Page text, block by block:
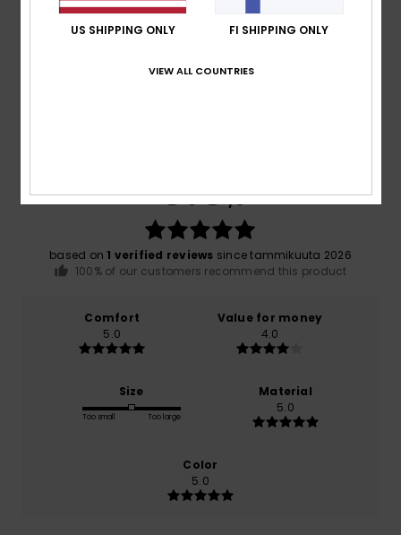
Shipping & Returns
5.0/5
based on 1 verified reviews since tammikuuta 2026
100% of our customers recommend this product
Comfort
5.0
Value for money
4.0
Size
Too small Too large
Material
5.0
Color
5.0
US SHIPPING ONLY FI SHIPPING ONLY
VIEW ALL COUNTRIES